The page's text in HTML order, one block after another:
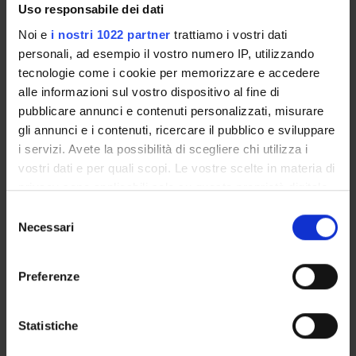
Uso responsabile dei dati
Noi e i nostri 1022 partner trattiamo i vostri dati
personali, ad esempio il vostro numero IP, utilizzando
tecnologie come i cookie per memorizzare e accedere
alle informazioni sul vostro dispositivo al fine di
pubblicare annunci e contenuti personalizzati, misurare
gli annunci e i contenuti, ricercare il pubblico e sviluppare
i servizi. Avete la possibilità di scegliere chi utilizza i
vostri dati e per quali scopi. Le vostre scelte in materia di
privacy sono applicabili solo su questa proprietà digitale
modificare o revocare il proprio consenso in qualsiasi
momento dalla Dichiarazione sui cookie o facendo clic
raccogliere informazioni sulla tua posizione
geografica, con un'approssimazione di qualche
delNecessari
Preferenze
Statistiche
Avvisi
Organi collegiali e di governo
OFFERTA FORMATIVA
CORSI DI STUDIO